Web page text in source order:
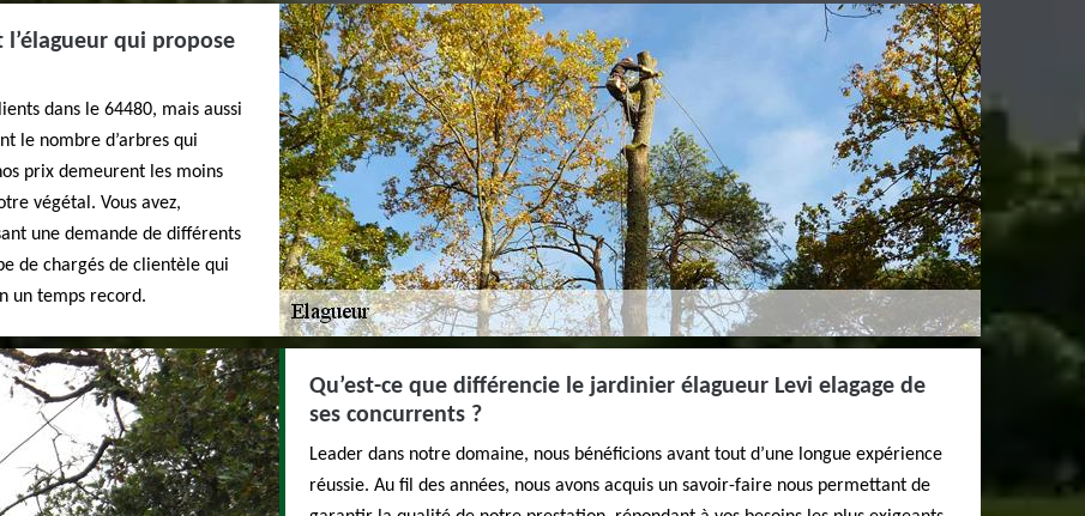
l’élagueur qui propose
dans le 64480, mais aussi
le nombre d’arbres qui
prix demeurent les moins
végétal. Vous avez,
une demande de différents
de chargés de clientèle qui
un temps record.
Qu’est-ce que différencie le jardinier élagueur Levi elagage de
ses concurrents ?
Leader dans notre domaine, nous bénéficions avant tout d’une longue expérience
réussie. Au fil des années, nous avons acquis un savoir-faire nous permettant de